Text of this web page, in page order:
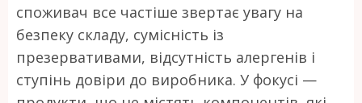
споживач все частіше звертає увагу на
безпеку складу, сумісність із
презервативами, відсутність алергенів і
ступінь довіри до виробника. У фокусі —